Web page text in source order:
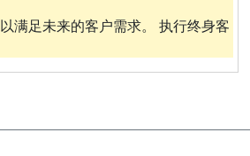
满足未来的客户需求。 执行终身客